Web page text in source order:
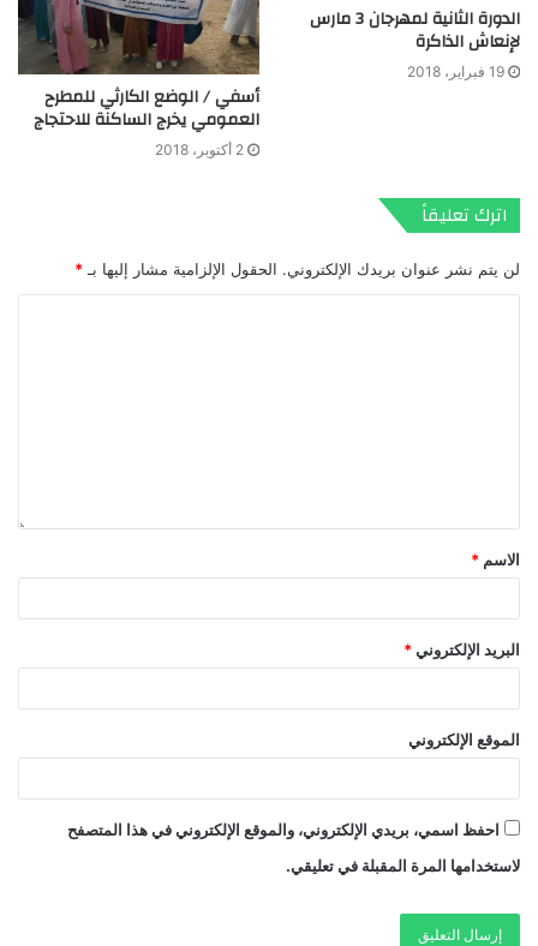
الدورة الثانية لمهرجان 3 مارس
لإنعاش الذاكرة
19 فبراير، 2018
أسفي / الوضع الكارثي للمطرح
العمومي يخرج الساكنة للاحتجاج
2 أكتوبر، 2018
اترك تعليقاً
لن يتم نشر عنوان بريدك الإلكتروني. الحقول الإلزامية مشار إليها بـ *
الاسم *
البريد الإلكتروني *
الموقع الإلكتروني
احفظ اسمي، بريدي الإلكتروني، والموقع الإلكتروني في هذا المتصفح
لاستخدامها المرة المقبلة في تعليقي.